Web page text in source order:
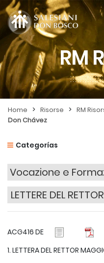
RM
Home > Risorse > RM
Don Chávez
Categorías
Vocazione e
LETTERE DEL
ACG416 DE
1. LETTERA DEL RETTOR